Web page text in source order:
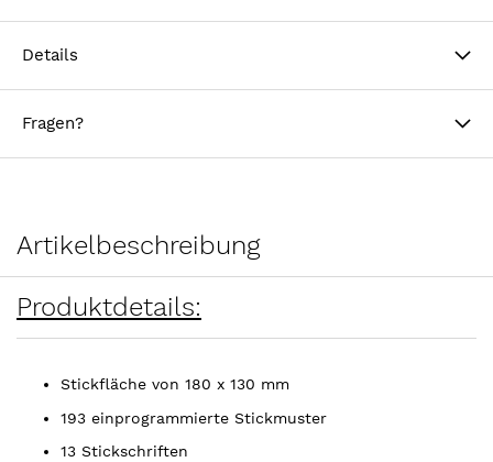
Details
Fragen?
Artikelbeschreibung
Produktdetails:
Stickfläche von 180 x 130 mm
193 einprogrammierte Stickmuster
13 Stickschriften